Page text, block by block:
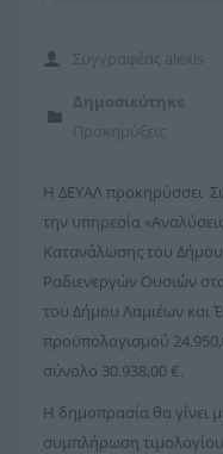
Συγγραφέας alexis
Δημοσιεύτηκε
Προκηρύξεις
Η ΔΕΥΑΛ προκηρύσσει
την υπηρεσία
Κατανάλωσης του
Ραδιενεργών Ουσιών
του Δήμου Λαμιέων και
προϋπολογισμού
σύνολο 30.938,00 €.
Η δημοπρασία θα γίνει
συμπλήρωση